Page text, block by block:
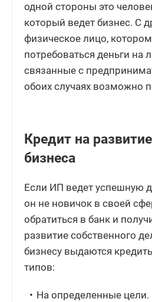
одной стороны это
который ведет бизнес. С
физическое лицо,
потребоваться деньги на
связанные с
обоих случаях возможно
Кредит на
бизнеса
Если ИП ведет успешную
он не новичок в своей
обратиться в банк и
развитие собственного
бизнесу выдаются
типов:
На определенные